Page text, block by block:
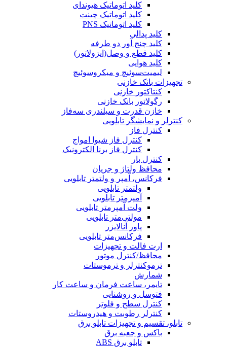
کلید اتوماتیک هیوندای
کلید اتوماتیک چینت
کلید اتوماتیک PNS
کلید پدالی
کلید چنج آور دو طرفه
کلید قطع و وصل(ایزولاتور)
کلید هوایی
لیمیت‌سوئیچ و میکروسوئیچ
تجهیزات بانک خازنی
کنتاکتور خازنی
رگولاتور بانک خازنی
خازن قدرت و سیلندری سه‌فاز
کنترلر و نمایشگر تابلویی
کنترل فاز
کنترل فاز شیوا امواج
کنترل فاز برنا الکترونیک
کنترل بار
محافظ ولتاژ و جریان
فرکانس، آمپر و ولتمتر تابلویی
ولتمتر تابلویی
آمپرمتر تابلویی
ولت آمپرمتر تابلویی
مولتی‌متر تابلویی
پاور آنالایزر
فرکانس‌متر تابلویی
ارت فالت و تجهیزات
محافظ/کنترل موتور
ترموکنترلر و ترموستات
شمارش
تایمر، ساعت فرمان و ساعت کار
فتوسل و روشنایی
کنترل سطح و فلوتر
کنترلر رطوبت و هیدروستات
تابلو، تقسیم و تجهیزات تابلو برق
باکس و جعبه برق
تابلو برق ABS